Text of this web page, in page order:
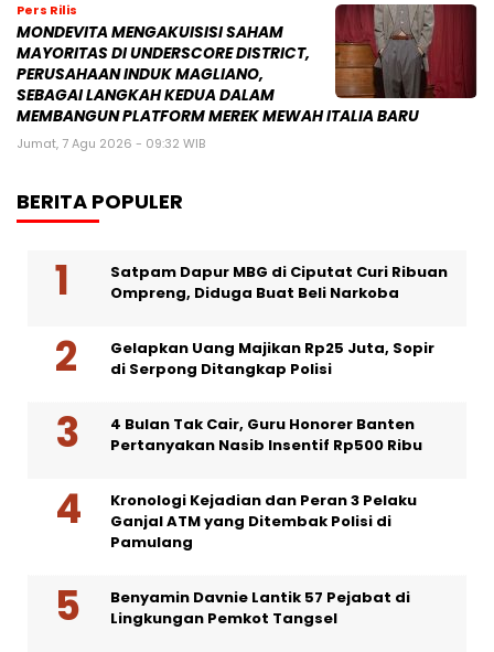
Pers Rilis
MONDEVITA MENGAKUISISI SAHAM
MAYORITAS DI UNDERSCORE DISTRICT,
PERUSAHAAN INDUK MAGLIANO,
SEBAGAI LANGKAH KEDUA DALAM
MEMBANGUN PLATFORM MEREK MEWAH ITALIA BARU
Jumat, 7 Agu 2026 - 09:32 WIB
BERITA POPULER
Satpam Dapur MBG di Ciputat Curi Ribuan
Ompreng, Diduga Buat Beli Narkoba
Gelapkan Uang Majikan Rp25 Juta, Sopir
di Serpong Ditangkap Polisi
4 Bulan Tak Cair, Guru Honorer Banten
Pertanyakan Nasib Insentif Rp500 Ribu
Kronologi Kejadian dan Peran 3 Pelaku
Ganjal ATM yang Ditembak Polisi di
Pamulang
Benyamin Davnie Lantik 57 Pejabat di
Lingkungan Pemkot Tangsel